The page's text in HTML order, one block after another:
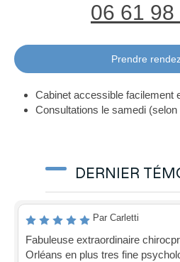
06 61 98
Prendre
Cabinet accessible facilement
Consultations le samedi (selon
DERNIER
Par Carletti
Fabuleuse extraordinaire
Orléans en plus tres fine